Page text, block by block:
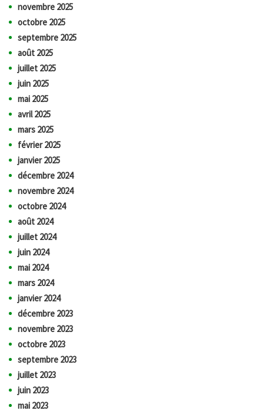
novembre 2025
octobre 2025
septembre 2025
août 2025
juillet 2025
juin 2025
mai 2025
avril 2025
mars 2025
février 2025
janvier 2025
décembre 2024
novembre 2024
octobre 2024
août 2024
juillet 2024
juin 2024
mai 2024
mars 2024
janvier 2024
décembre 2023
novembre 2023
octobre 2023
septembre 2023
juillet 2023
juin 2023
mai 2023